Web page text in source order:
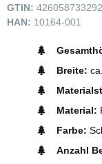
GTIN:
HAN: 10164-001
Breite:
Material:
Farbe:
Anzahl